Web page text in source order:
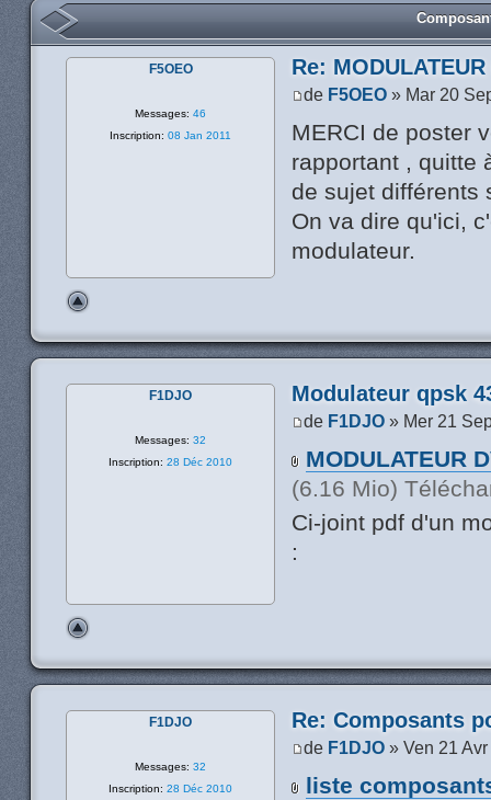
Re:
de F5OEO » Mar 20
MERCI de poster
rapportant , quitte
de sujet différents
On va dire qu'ici,
modulateur.
F5OEO
Messages: 46
Inscription: 08 Jan 2011
Modulateur qpsk
de F1DJO » Mer 21
MODULATEUR
(6.16 Mio)
Ci-joint pdf d'un
:
F1DJO
Messages: 32
Inscription: 28 Déc 2010
Re: Composants
de F1DJO » Ven 21
liste
F1DJO
Messages: 32
Inscription: 28 Déc 2010